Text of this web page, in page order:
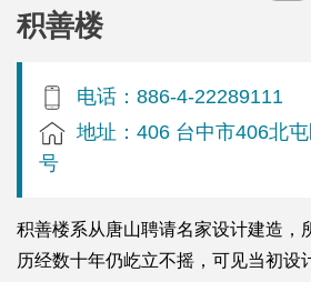
积善楼
电话：886-4-22289111
地址：406 台中市406北
号
积善楼系从唐山聘请名家设计建造，
历经数十年仍屹立不摇，可见当初设